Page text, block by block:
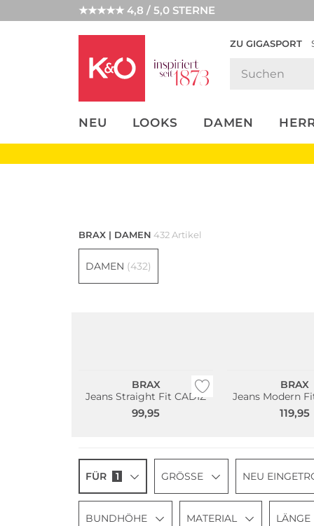
★★★★★ 4,8 / 5,0 STERNE
ZU GIGASPORT
NEU LOOKS DAMEN
UNSERE APP
CLICK &
BRAX | DAMEN 432 Artikel
DAMEN (432)
BRAX
Jeans Straight Fit CADIZ
99,95
BRAX
Jeans Modern
119,95
FÜR 1 GRÖSSE NEU
BUNDHÖHE MATERIAL LÄNGE